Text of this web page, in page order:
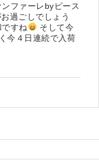
ファーレbyピース
過ごしでしょう
すね
そして今
今４日連続で入荷